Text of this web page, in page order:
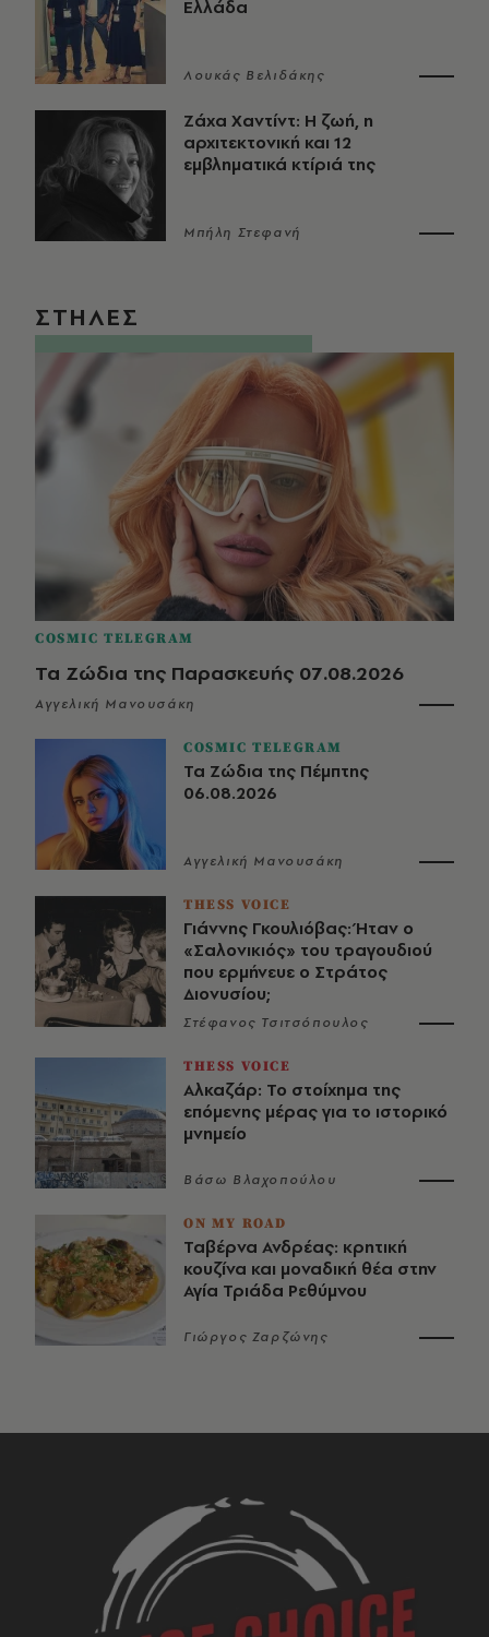
Ελλάδα
Λουκάς Βελιδάκης
Ζάχα Χαντίντ: Η ζωή, η
αρχιτεκτονική και 12
εμβληματικά κτίριά της
Μπήλη Στεφανή
ΣΤΗΛΕΣ
COSMIC TELEGRAM
Τα Ζώδια της Παρασκευής 07.08.2026
Αγγελική Μανουσάκη
COSMIC TELEGRAM
Τα Ζώδια της Πέμπτης
06.08.2026
Αγγελική Μανουσάκη
THESS VOICE
Γιάννης Γκουλιόβας: Ήταν ο
«Σαλονικιός» του τραγουδιού
που ερμήνευε ο Στράτος
Διονυσίου;
Στέφανος Τσιτσόπουλος
THESS VOICE
Αλκαζάρ: Το στοίχημα της
επόμενης μέρας για το ιστορικό
μνημείο
Βάσω Βλαχοπούλου
ON MY ROAD
Ταβέρνα Ανδρέας: κρητική
κουζίνα και μοναδική θέα στην
Αγία Τριάδα Ρεθύμνου
Γιώργος Ζαρζώνης